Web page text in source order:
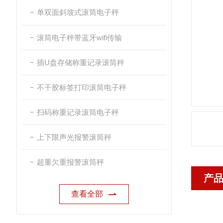
单双面斜坡式滚筒电子秤
滚筒电子秤带蓝牙wifi传输
插U盘存储称重记录滚筒秤
不干胶标签打印滚筒电子秤
扫码称重记录滚筒电子秤
上下限声光报警滚筒秤
超重欠重报警滚筒秤
查看全部
产